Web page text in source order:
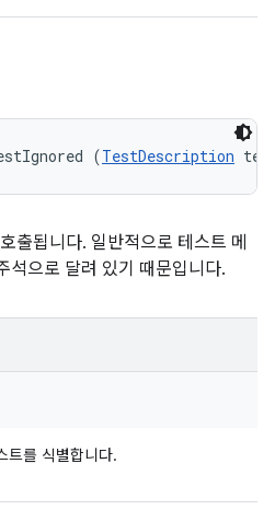
(TestDescription
출됩니다. 일반적으로 테스트 메
으로 달려 있기 때문입니다.
트를 식별합니다.